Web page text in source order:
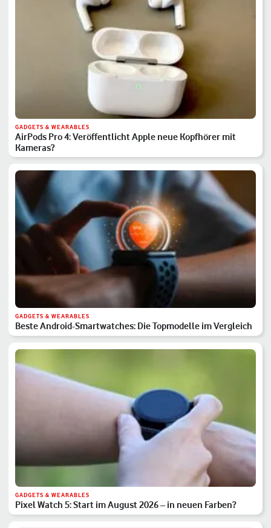
GADGETS & WEARABLES
AirPods Pro 4: Veröffentlicht Apple neue Kopfhörer mit
Kameras?
GADGETS & WEARABLES
Beste Android-Smartwatches: Die Topmodelle im Vergleich
GADGETS & WEARABLES
Pixel Watch 5: Start im August 2026 – in neuen Farben?